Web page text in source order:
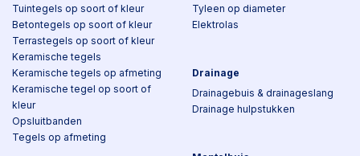
Tuintegels op soort of kleur
Betontegels op soort of kleur
Terrastegels op soort of kleur
Keramische tegels
Keramische tegels op afmeting
Keramische tegel op soort of
kleur
Opsluitbanden
Tegels op afmeting
Tyleen op diameter
Elektrolas
Drainage
Drainagebuis & drainageslang
Drainage hulpstukken